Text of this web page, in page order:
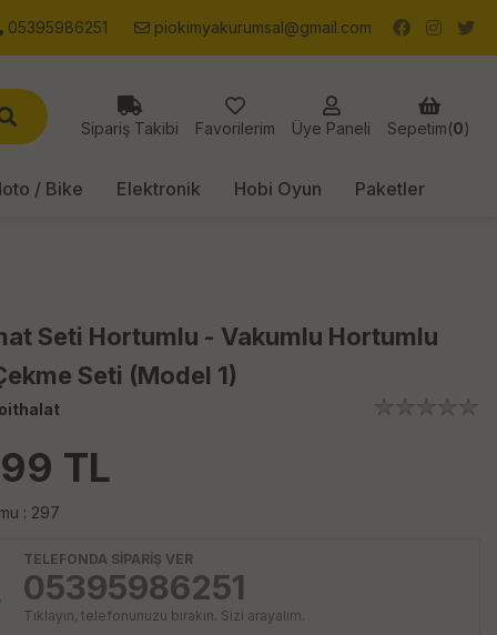
05395986251 piokimyakurumsal@gmail.com
Sipariş Takibi Favorilerim Üye Paneli Sepetim(0)
/ Bike Elektronik Hobi Oyun Paketler
Seti Hortumlu - Vakumlu Hortumlu
Seti (Model 1)
TL
: 297
TELEFONDA SİPARİŞ VER
05395986251
Tıklayın, telefonunuzu bırakın. Sizi arayalım.